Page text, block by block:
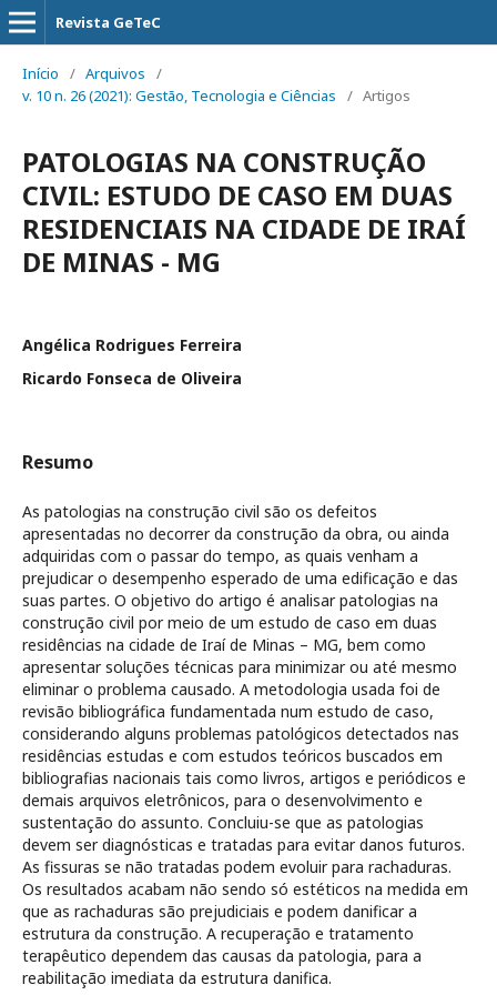
Revista GeTeC
Início / Arquivos
/
v. 10 n. 26 (2021): Gestão, Tecnologia e Ciências
/ Artigos
PATOLOGIAS NA CONSTRUÇÃO
CIVIL: ESTUDO DE CASO EM DUAS
RESIDENCIAIS NA CIDADE DE IRAÍ
DE MINAS - MG
Angélica Rodrigues Ferreira
Ricardo Fonseca de Oliveira
Resumo
As patologias na construção civil são os defeitos
apresentadas no decorrer da construção da obra, ou ainda
adquiridas com o passar do tempo, as quais venham a
prejudicar o desempenho esperado de uma edificação e das
suas partes. O objetivo do artigo é analisar patologias na
construção civil por meio de um estudo de caso em duas
residências na cidade de Iraí de Minas – MG, bem como
apresentar soluções técnicas para minimizar ou até mesmo
eliminar o problema causado. A metodologia usada foi de
revisão bibliográfica fundamentada num estudo de caso,
considerando alguns problemas patológicos detectados nas
residências estudas e com estudos teóricos buscados em
bibliografias nacionais tais como livros, artigos e periódicos e
demais arquivos eletrônicos, para o desenvolvimento e
sustentação do assunto. Concluiu-se que as patologias
devem ser diagnósticas e tratadas para evitar danos futuros.
As fissuras se não tratadas podem evoluir para rachaduras.
Os resultados acabam não sendo só estéticos na medida em
que as rachaduras são prejudiciais e podem danificar a
estrutura da construção. A recuperação e tratamento
terapêutico dependem das causas da patologia, para a
reabilitação imediata da estrutura danifica.